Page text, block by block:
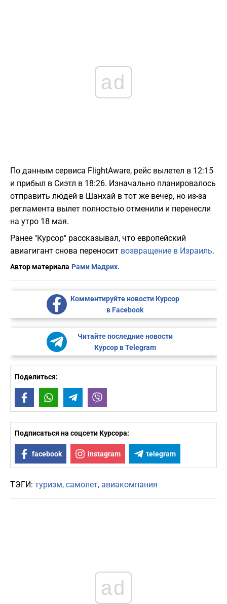
ad
По данным сервиса FlightAware, рейс вылетел в 12:15
и прибыл в Сиэтл в 18:26. Изначально планировалось
отправить людей в Шанхай в тот же вечер, но из-за
регламента вылет полностью отменили и перенесли
на утро 18 мая.
Ранее "Курсор" рассказывал, что европейский
авиагигант снова переносит возвращение в Израиль.
Автор материала Рами Мадрих.
Комментируйте новости Курсор
в Facebook
Читайте последние новости
Курсор в Telegram
Поделиться:
FacebookWhatsAppTelegram
Подписаться на соцсети Курсора:
facebook instagram telegram
ТЭГИ: туризм самолет авиакомпания
ad